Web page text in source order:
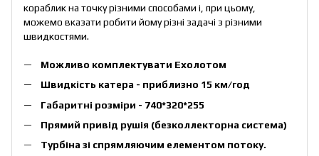
кораблик на точку різними способами і, при цьому,
можемо вказати робити йому різні задачі з різними
швидкостями.
Можливо комплектувати Ехолотом
Швидкість катера - приблизно 15 км/год
Габаритні розміри - 740*320*255
Прямий привід рушія (безколлекторна система)
Турбіна зі спрямляючим елементом потоку.